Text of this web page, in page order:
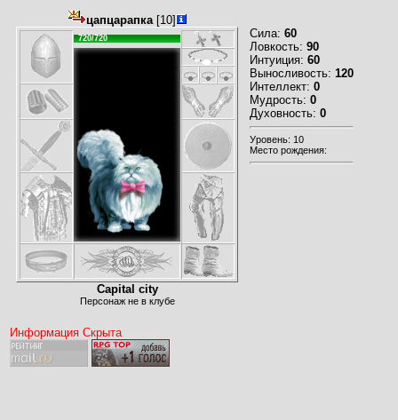
цапцарапка[10]
720/720
Capital city
Персонаж не в клубе
Сила: 60
Ловкость: 90
Интуиция: 60
Выносливость: 120
Интеллект: 0
Мудрость: 0
Духовность: 0
Уровень: 10
Место рождения:
Информация Скрыта